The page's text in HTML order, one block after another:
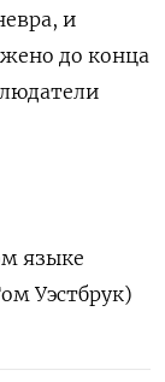
и
до конца
языке
Уэстбрук)